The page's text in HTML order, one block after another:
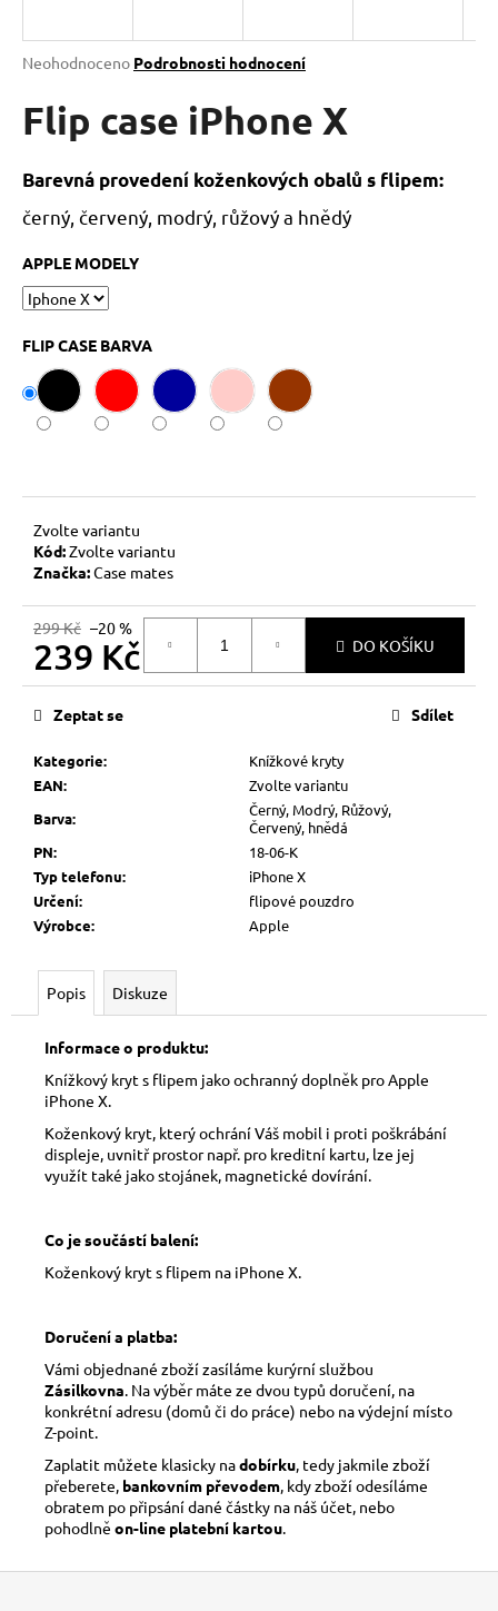
Průměrné
produktu
je
5
hvězdiček.
Neohodnoceno Podrobnosti hodnocení
Flip case iPhone X
Barevná provedení koženkových obalů s flipem:
černý, červený, modrý, růžový a hnědý
APPLE MODELY
FLIP CASE BARVA
Zvolte variantu
Kód:Zvolte variantu
Značka:Case mates
299 Kč –20 %
239 Kč
Měrná
DO KOŠÍKU
Kategorie:
Knížkové kryty
EAN:
Zvolte variantu
Barva:
Černý, Modrý, Růžový,
Červený, hnědá
PN:
18-06-K
Typ telefonu:
iPhone X
Určení:
flipové pouzdro
Výrobce: Apple
Zeptat se Sdílet
Popis Diskuze
Informace o produktu:
Knížkový kryt s flipem jako ochranný doplněk pro Apple
iPhone X.
Koženkový kryt, který ochrání Váš mobil i proti poškrábání
displeje, uvnitř prostor např. pro kreditní kartu, lze jej
využít také jako stojánek, magnetické dovírání.
Co je součástí balení:
Koženkový kryt s flipem na iPhone X.
Doručení a platba:
Vámi objednané zboží zasíláme kurýrní službou
Zásilkovna . Na výběr máte ze dvou typů doručení, na
konkrétní adresu (domů či do práce) nebo na výdejní místo
Z-point.
Zaplatit můžete klasicky nadobírku , tedy jakmile zboží
přeberete, bankovním převodem , kdy zboží odesíláme
obratem po připsání dané částky na náš účet, nebo
pohodlně on-line platební kartou
j
t
?
D
o
p
č
u
e
m
e